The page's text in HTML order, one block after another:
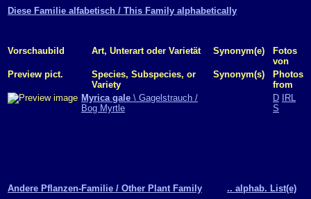
Diese Familie alfabetisch / This Family alphabetically
Vorschaubild Art, Unterart oder Varietät Synonym(e)
Fotos
von
Preview pict.
Species, Subspecies, or
Variety
Synonym(s)
Photos
from
Myrica gale \ Gagelstrauch /
Bog Myrtle
D
IRL
S
Andere Pflanzen-Familie / Other Plant Family
.. alphab. List(e)